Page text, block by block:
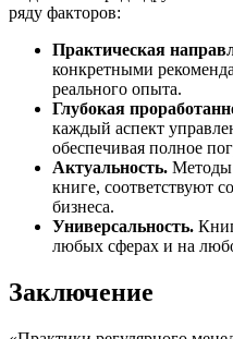
ряду факторов:
Практическая
конкретными
реального опыта.
Глубокая
каждый аспект
обеспечивая полное
Актуальность. Методы
книге, соответствуют
бизнеса.
Универсальность.
любых сферах и на
Заключение